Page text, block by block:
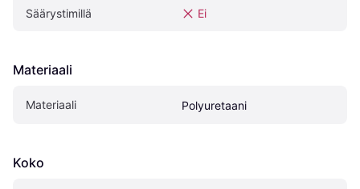
Säärystimillä Ei
Materiaali
Materiaali Polyuretaani
Koko